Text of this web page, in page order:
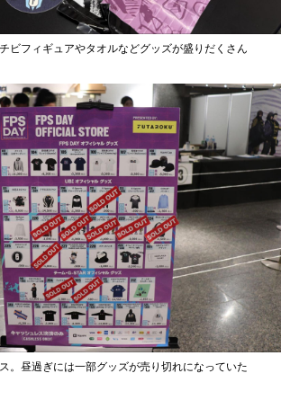
ビフィギュアやタオルなどグッズが盛りだくさん
。昼過ぎには一部グッズが売り切れになっていた